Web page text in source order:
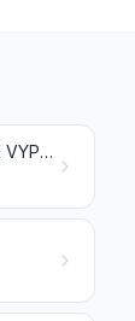
NÁBYTOK; POSTEĽOVINY, MATRACE, MATRACOVÉ PODLOŽKY, VANKÚŠE A PODOBNÉ VYPCHATÉ POTREBY; SVIETIDLÁ A OSVETĽOVACIE ZARIADENIA INDE NEŠPECIFIKOVANÉ ANI NEZAHRNUTÉ; SVETELNÉ REKLAMY, SVETELNÉ OZNAMOVACIE TABULE A PODOBNÉ VÝROBKY; MONTOVANÉ STAVBY